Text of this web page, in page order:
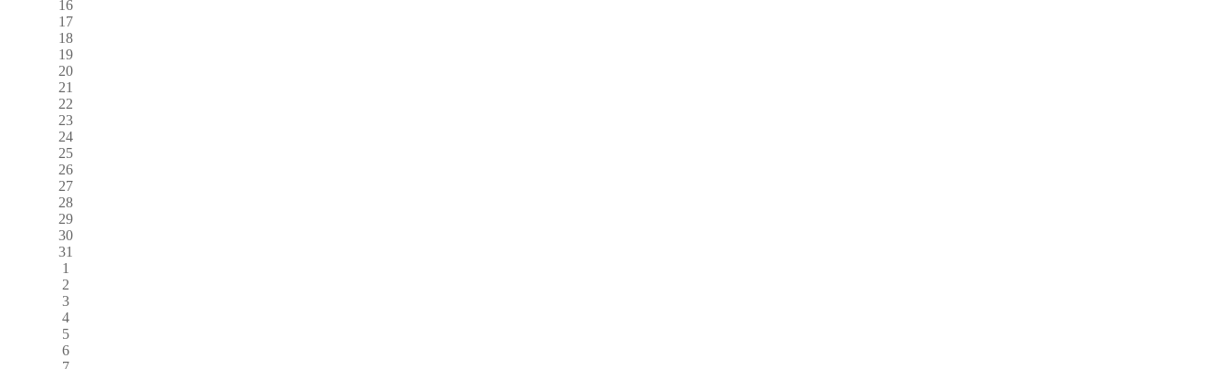
16
17
18
19
20
21
22
23
24
25
26
27
28
29
30
31
1
2
3
4
5
6